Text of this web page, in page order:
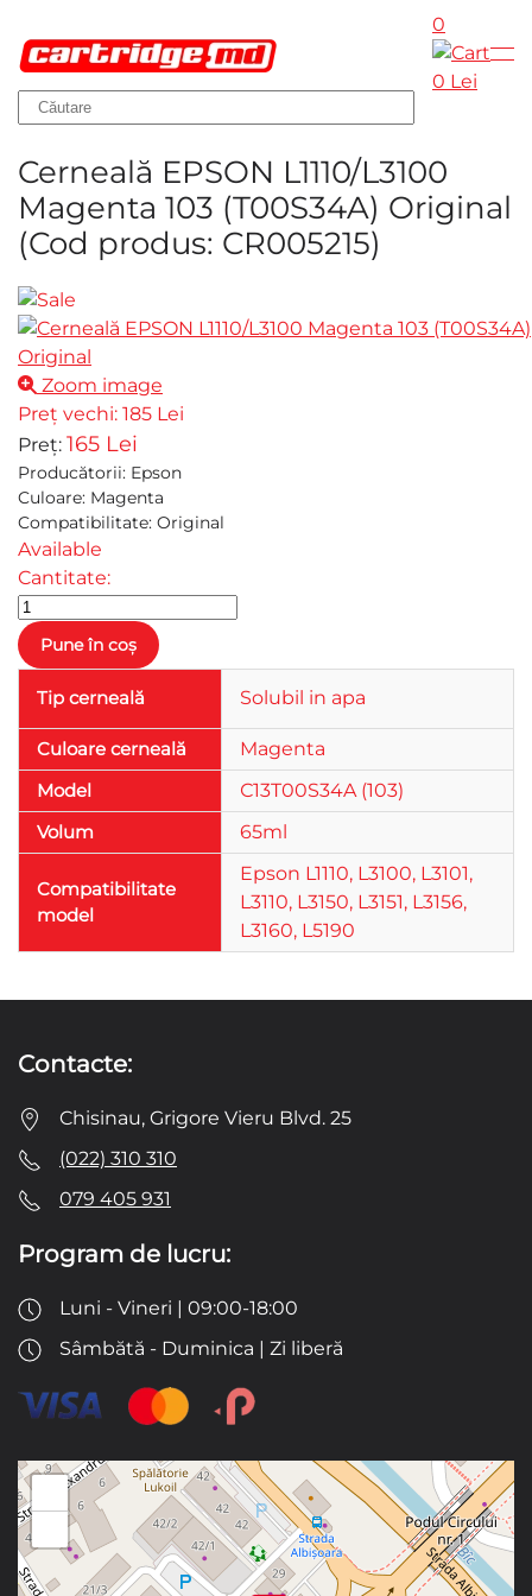
Skip to main content
0
0 Lei
Cerneală EPSON L1110/L3100
Magenta 103 (T00S34A) Original
(Cod produs: CR005215)
Zoom image
Preț vechi: 185 Lei
Preț: 165 Lei
Producătorii: Epson
Culoare: Magenta
Compatibilitate: Original
Available
Cantitate:
Tip cerneală Solubil in apa
Culoare cerneală
Magenta
Model
С13T00S34A (103)
Volum
65ml
Compatibilitate
model
Epson L1110, L3100, L3101,
L3110, L3150, L3151, L3156,
L3160, L5190
Contacte:
Chisinau, Grigore Vieru Blvd. 25
(022) 310 310
079 405 931
Program de lucru:
Luni - Vineri | 09:00-18:00
Sâmbătă - Duminica | Zi liberă